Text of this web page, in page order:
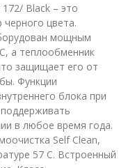
172/ Black – это
цвета.
мощным
а теплообменник
защищает его от
Функции
блока при
в любое время года.
Self Clean,
57 С. Встроенный